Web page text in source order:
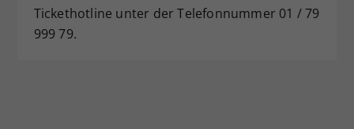
Tickethotline unter der Telefonnummer 01 / 79
999 79.